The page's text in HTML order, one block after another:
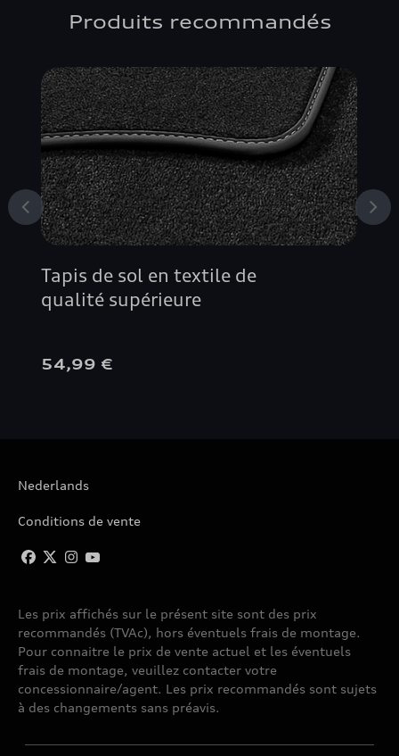
Produits recommandés
Tapis de sol en textile de
qualité supérieure
54,99 €
Nederlands
Conditions de vente
Les prix affichés sur le présent site sont des prix
recommandés (TVAc), hors éventuels frais de montage.
Pour connaitre le prix de vente actuel et les éventuels
frais de montage, veuillez contacter votre
concessionnaire/agent. Les prix recommandés sont sujets
à des changements sans préavis.